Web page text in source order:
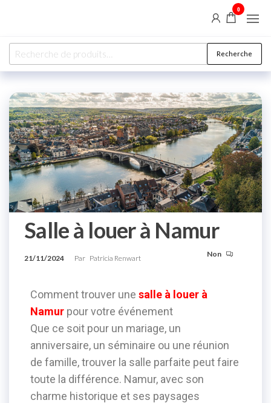
0
Recherche
Salle à louer à Namur
21/11/2024 Par Patricia Renwart Non
Comment trouver une salle à louer à
Namur pour votre événement
Que ce soit pour un mariage, un
anniversaire, un séminaire ou une réunion
de famille, trouver la salle parfaite peut faire
toute la différence. Namur, avec son
charme historique et ses paysages